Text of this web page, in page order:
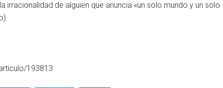
irracionalidad de alguien que anuncia «un solo mundo y un solo
193813